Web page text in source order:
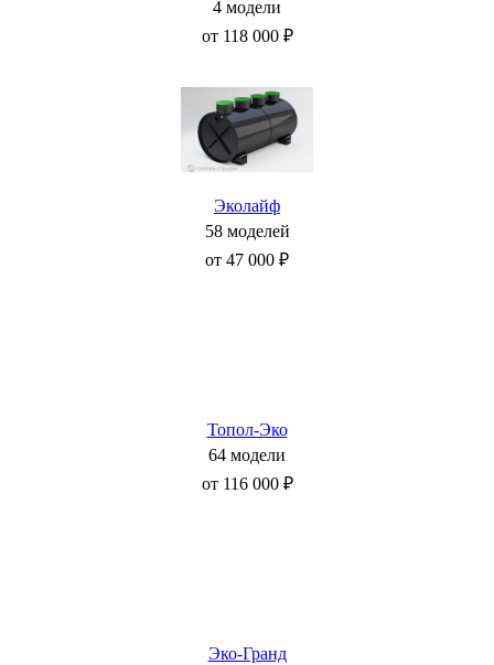
4 модели
от 118 000 ₽
Эколайф
58 моделей
от 47 000 ₽
Топол-Эко
64 модели
от 116 000 ₽
Эко-Гранд